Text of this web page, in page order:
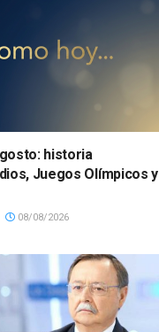
historia
Juegos Olímpicos y
08/08/2026